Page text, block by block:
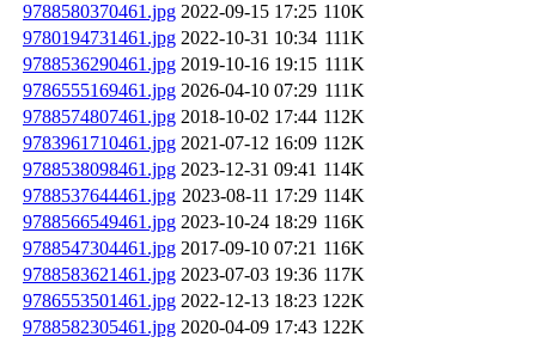
9788580370461.jpg 2022-09-15 17:25 110K
9780194731461.jpg 2022-10-31 10:34 111K
9788536290461.jpg 2019-10-16 19:15 111K
9786555169461.jpg 2026-04-10 07:29 111K
9788574807461.jpg 2018-10-02 17:44 112K
9783961710461.jpg 2021-07-12 16:09 112K
9788538098461.jpg 2023-12-31 09:41 114K
9788537644461.jpg 2023-08-11 17:29 114K
9788566549461.jpg 2023-10-24 18:29 116K
9788547304461.jpg 2017-09-10 07:21 116K
9788583621461.jpg 2023-07-03 19:36 117K
9786553501461.jpg 2022-12-13 18:23 122K
9788582305461.jpg 2020-04-09 17:43 122K